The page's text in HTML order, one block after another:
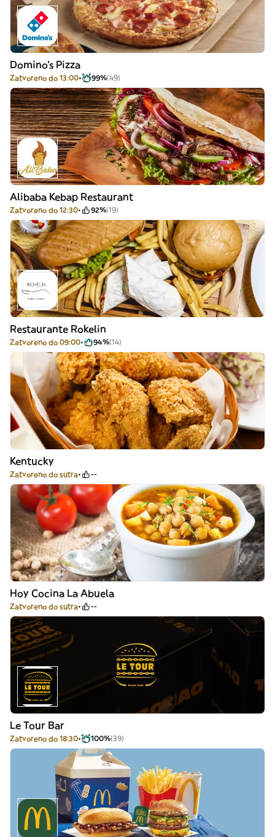
Domino's Pizza
Zatvoreno do 13:00 99%(49)
Alibaba Kebap Restaurant
Zatvoreno do 12:30 92%(19)
Restaurante Rokelin
Zatvoreno do 09:00 94%(14)
Kentucky
Zatvoreno do sutra --
Hoy Cocina La Abuela
Zatvoreno do sutra --
Le Tour Bar
Zatvoreno do 18:30 100%(39)